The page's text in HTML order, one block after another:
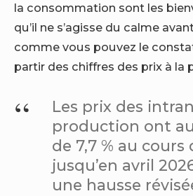
la consommation sont les
qu’il ne s’agisse du calme
comme vous pouvez le
partir des chiffres des prix à la
Les prix des
production ont
de 7,7 % au cours
jusqu’en avril
une hausse